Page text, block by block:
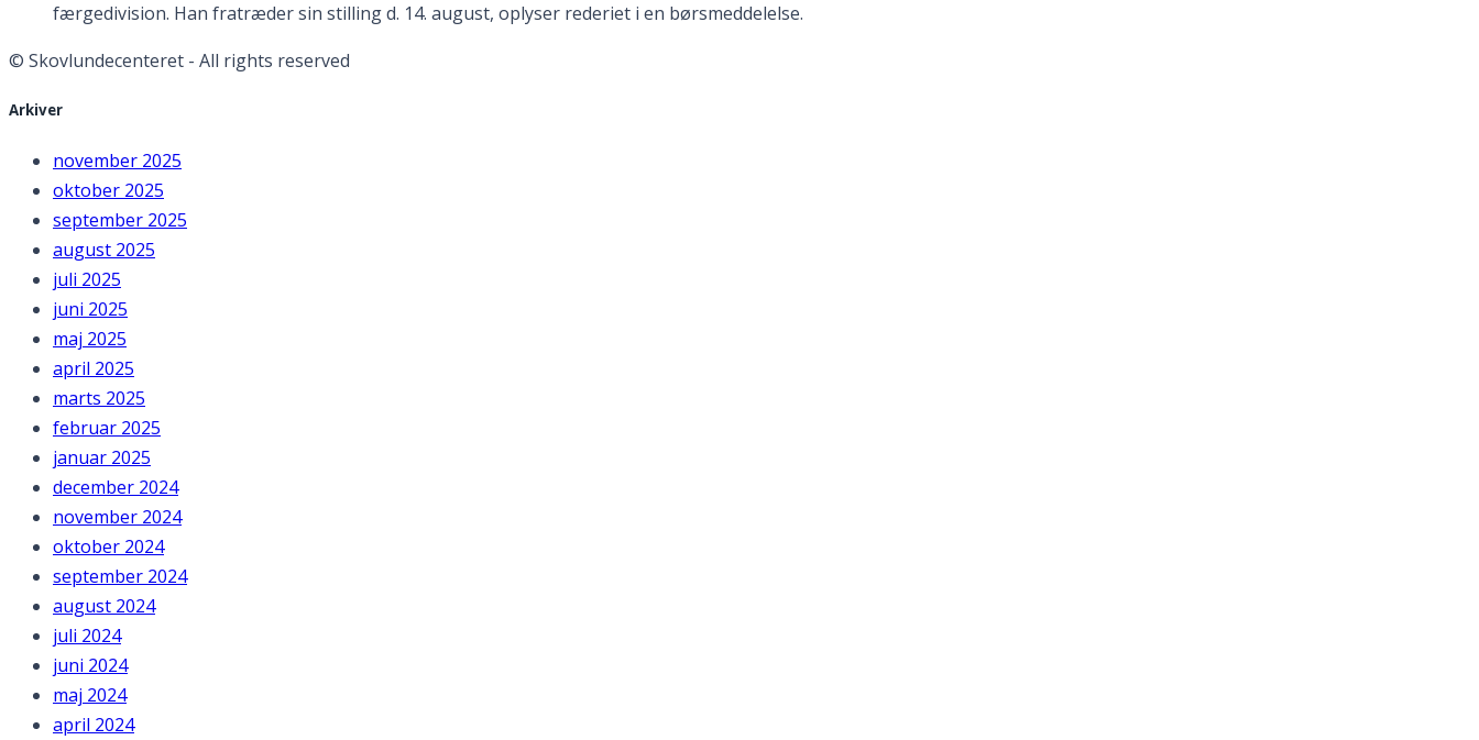
færgedivision. Han fratræder sin stilling d. 14. august, oplyser rederiet i en børsmeddelelse.
© Skovlundecenteret - All rights reserved
Arkiver
november 2025
oktober 2025
september 2025
august 2025
juli 2025
juni 2025
maj 2025
april 2025
marts 2025
februar 2025
januar 2025
december 2024
november 2024
oktober 2024
september 2024
august 2024
juli 2024
juni 2024
maj 2024
april 2024